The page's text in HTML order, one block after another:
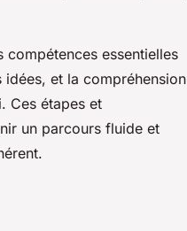
essentielles
et la compréhension
Ces étapes et
un parcours fluide et